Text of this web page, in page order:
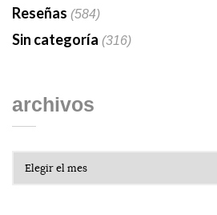
Reseñas (584)
Sin categoría (316)
archivos